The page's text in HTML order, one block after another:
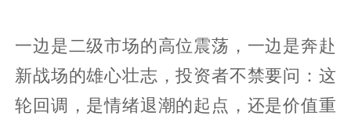
一边是二级市场的高位震荡，一边是奔赴
新战场的雄心壮志，投资者不禁要问：这
轮回调，是情绪退潮的起点，还是价值重